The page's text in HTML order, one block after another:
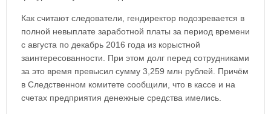
Как считают следователи, гендиректор подозревается в
полной невыплате заработной платы за период времени
с августа по декабрь 2016 года из корыстной
заинтересованности. При этом долг перед сотрудниками
за это время превысил сумму 3,259 млн рублей. Причём
в Следственном комитете сообщили, что в кассе и на
счетах предприятия денежные средства имелись.